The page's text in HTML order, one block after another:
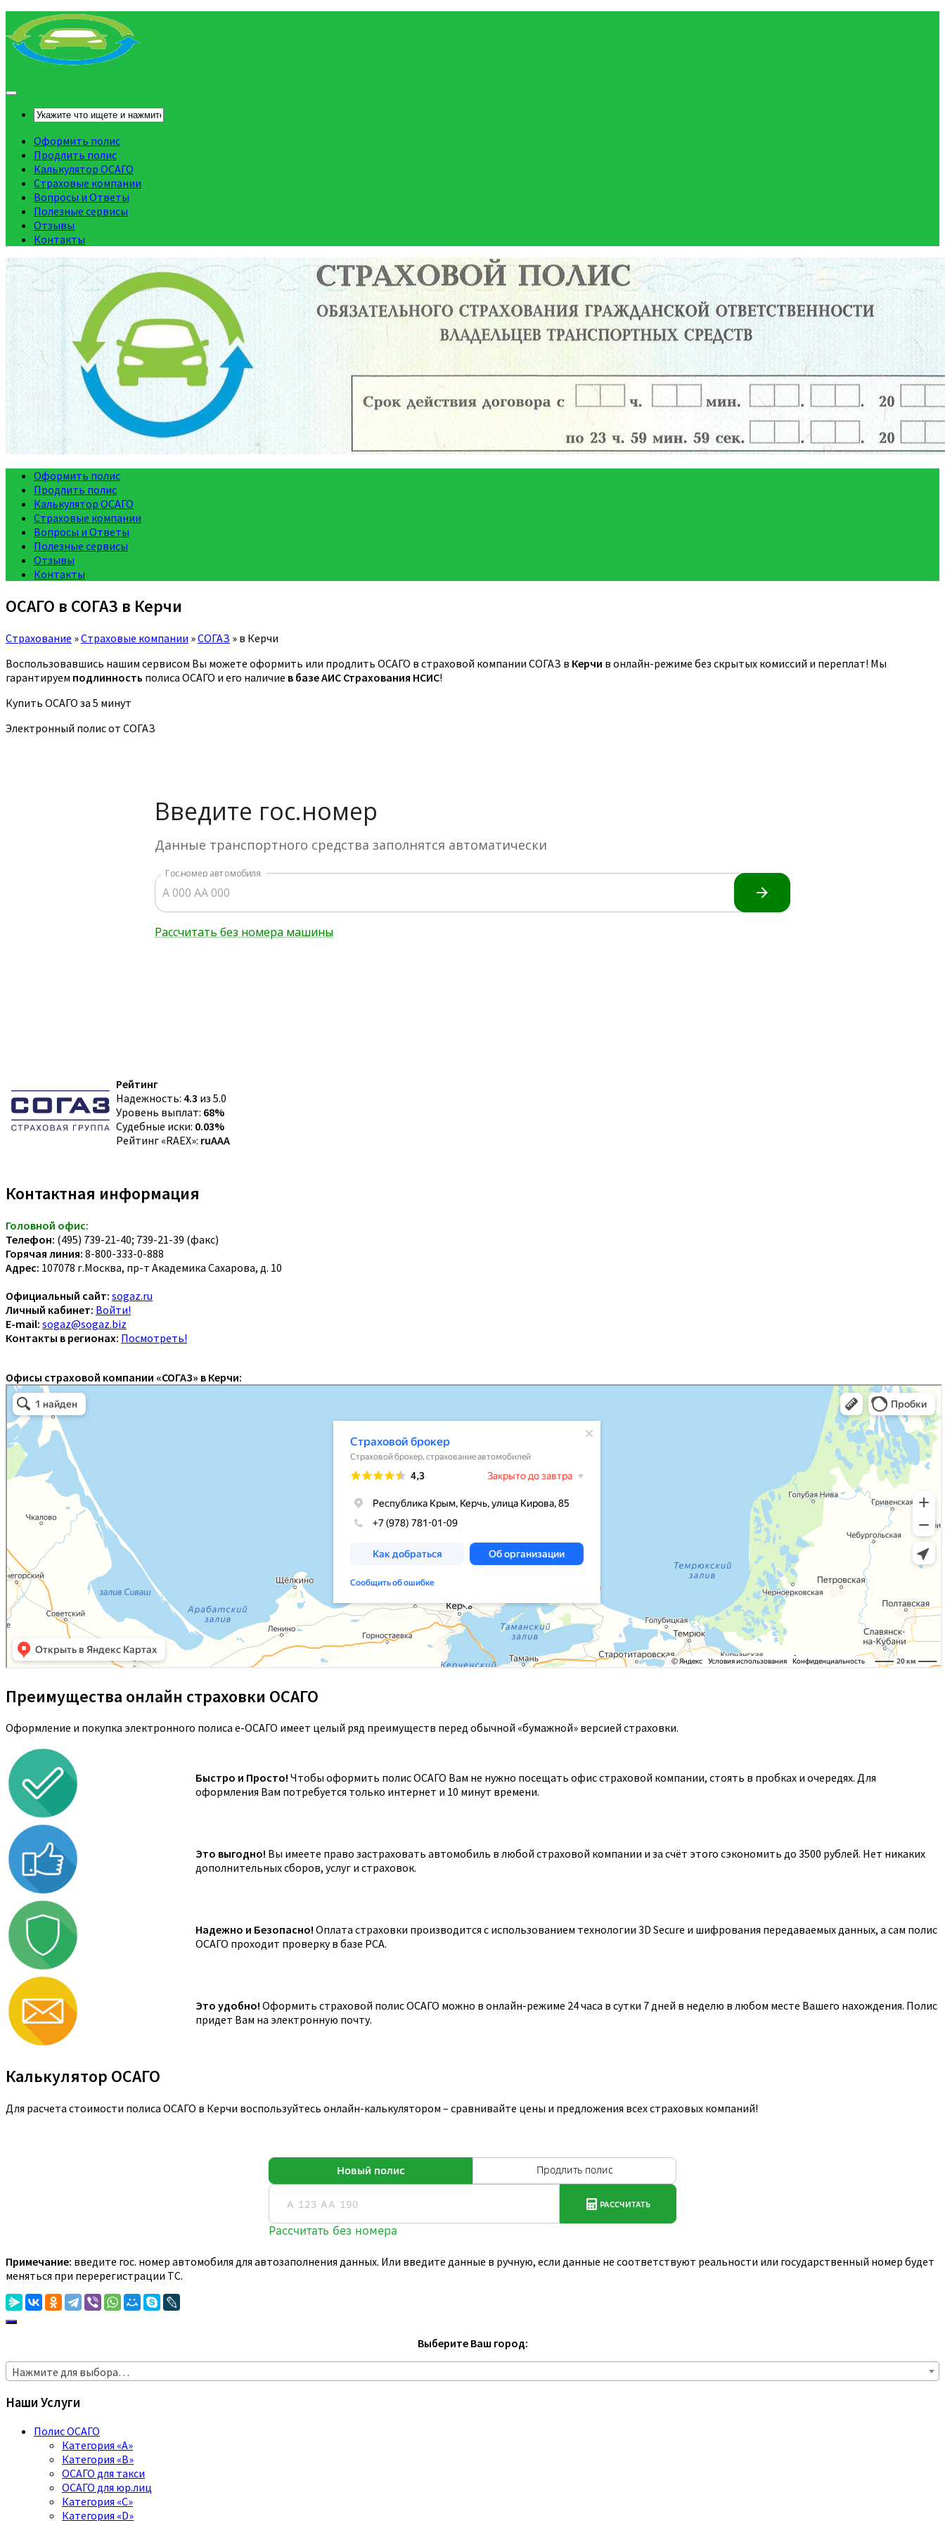
Оформить полис
Продлить полис
Калькулятор ОСАГО
Страховые компании
Вопросы и Ответы
Полезные сервисы
Отзывы
Контакты
Оформить полис
Продлить полис
Калькулятор ОСАГО
Страховые компании
Вопросы и Ответы
Полезные сервисы
Отзывы
Контакты
ОСАГО в СОГАЗ в Керчи
Страхование »Страховые компании »СОГАЗ » в Керчи
Воспользовавшись нашим сервисом Вы можете оформить или продлить ОСАГО в страховой компании СОГАЗ в Керчи в онлайн-режиме без скрытых комиссий и переплат! Мы
гарантируем подлинность полиса ОСАГО и его наличие в базе АИС Страхования НСИС!
Купить ОСАГО за 5 минут
Электронный полис от СОГАЗ
Рейтинг
Надежность: 4.3 из 5.0
Уровень выплат: 68%
Судебные иски: 0.03%
Рейтинг «RAEX»: ruAAA
Контактная информация
Головной офис:
Телефон: (495) 739-21-40; 739-21-39 (факс)
Горячая линия: 8-800-333-0-888
Адрес: 107078 г.Москва, пр-т Академика Сахарова, д. 10
Официальный сайт: sogaz.ru
Личный кабинет: Войти!
E-mail: sogaz@sogaz.biz
Контакты в регионах: Посмотреть!
Офисы страховой компании «СОГАЗ» в Керчи:
Преимущества онлайн страховки ОСАГО
Оформление и покупка электронного полиса е-ОСАГО имеет целый ряд преимуществ перед обычной «бумажной» версией страховки.
Быстро и Просто! Чтобы оформить полис ОСАГО Вам не нужно посещать офис страховой компании, стоять в пробках и очередях. Для
оформления Вам потребуется только интернет и 10 минут времени.
Это выгодно! Вы имеете право застраховать автомобиль в любой страховой компании и за счёт этого сэкономить до 3500 рублей. Нет никаких
дополнительных сборов, услуг и страховок.
Надежно и Безопасно! Оплата страховки производится с использованием технологии 3D Secure и шифрования передаваемых данных, а сам полис
ОСАГО проходит проверку в базе РСА.
Это удобно! Оформить страховой полис ОСАГО можно в онлайн-режиме 24 часа в сутки 7 дней в неделю в любом месте Вашего нахождения. Полис
придет Вам на электронную почту.
Калькулятор ОСАГО
Для расчета стоимости полиса ОСАГО в Керчи воспользуйтесь онлайн-калькулятором – сравнивайте цены и предложения всех страховых компаний!
Примечание: введите гос. номер автомобиля для автозаполнения данных. Или введите данные в ручную, если данные не соответствуют реальности или государственный номер будет
меняться при перерегистрации ТС.
Выберите Ваш город:
Нажмите для выбора…
Наши Услуги
Полис ОСАГО
Категория «A»
Категория «B»
ОСАГО для такси
ОСАГО для юр.лиц
Категория «C»
Категория «D»